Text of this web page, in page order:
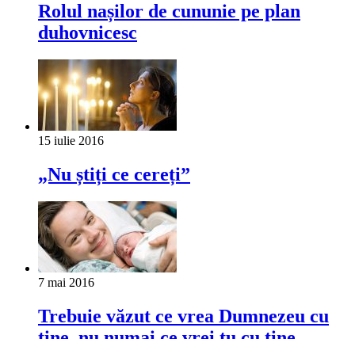
Rolul nașilor de cununie pe plan
duhovnicesc
15 iulie 2016
„Nu știți ce cereți”
7 mai 2016
Trebuie văzut ce vrea Dumnezeu cu